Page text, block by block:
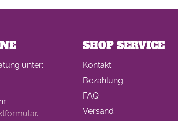
unter:
.
SHOP SERVICE
Kontakt
Bezahlung
FAQ
Versand